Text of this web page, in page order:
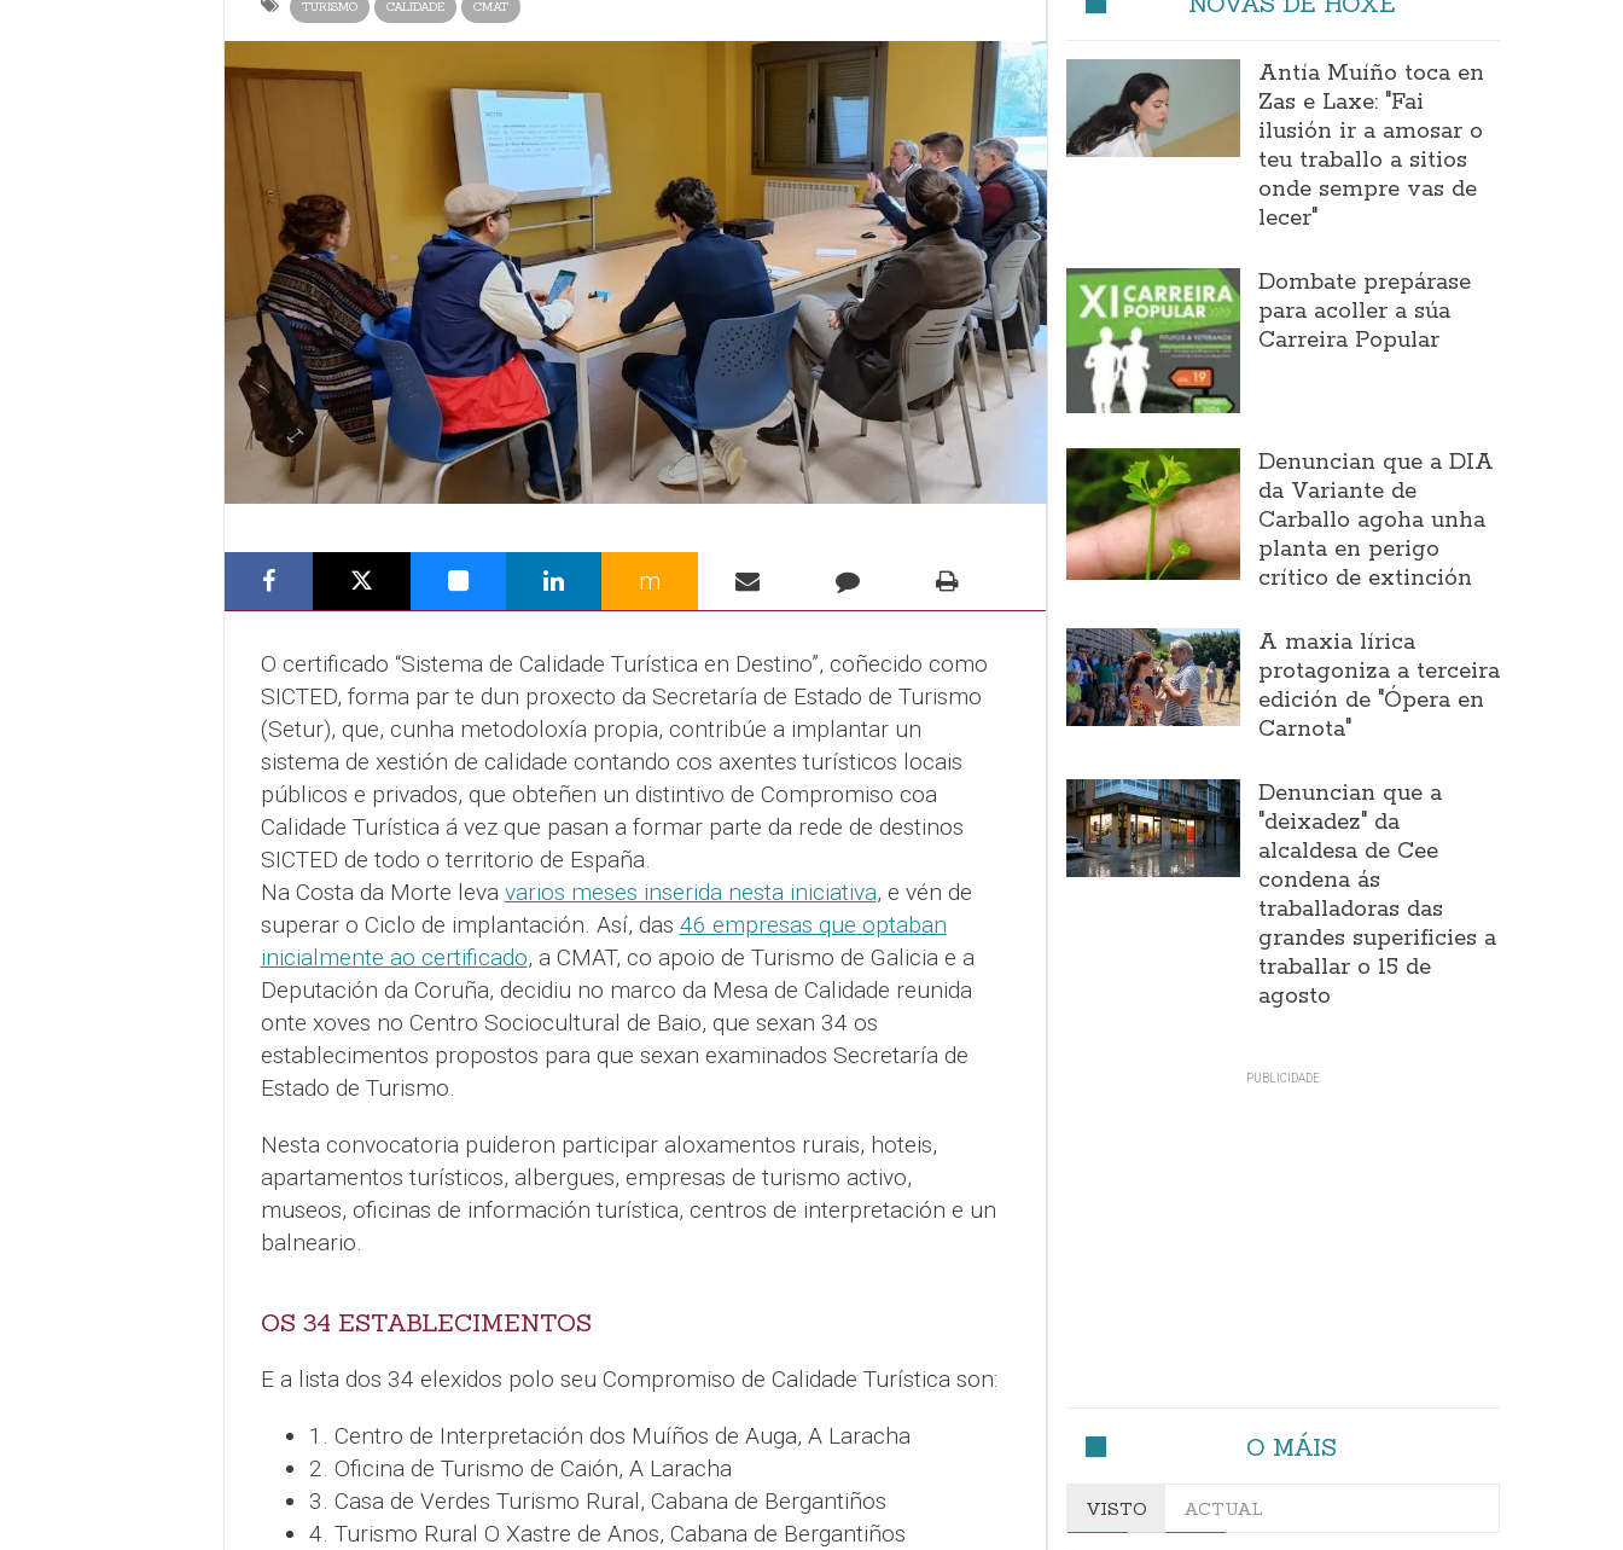
TURISMO CALIDADE CMAT
m
O certificado “Sistema de Calidade Turística en Destino”, coñecido como
SICTED, forma par te dun proxecto da Secretaría de Estado de Turismo
(Setur), que, cunha metodoloxía propia, contribúe a implantar un
sistema de xestión de calidade contando cos axentes turísticos locais
públicos e privados, que obteñen un distintivo de Compromiso coa
Calidade Turística á vez que pasan a formar parte da rede de destinos
SICTED de todo o territorio de España.
Na Costa da Morte leva varios meses inserida nesta iniciativa, e vén de
superar o Ciclo de implantación. Así, das 46 empresas que optaban
inicialmente ao certificado, a CMAT, co apoio de Turismo de Galicia e a
Deputación da Coruña, decidiu no marco da Mesa de Calidade reunida
onte xoves no Centro Sociocultural de Baio, que sexan 34 os
establecimentos propostos para que sexan examinados Secretaría de
Estado de Turismo.
Nesta convocatoria puideron participar aloxamentos rurais, hoteis,
apartamentos turísticos, albergues, empresas de turismo activo,
museos, oficinas de información turística, centros de interpretación e un
balneario.
OS 34 ESTABLECIMENTOS
E a lista dos 34 elexidos polo seu Compromiso de Calidade Turística son:
1. Centro de Interpretación dos Muíños de Auga, A Laracha
2. Oficina de Turismo de Caión, A Laracha
3. Casa de Verdes Turismo Rural, Cabana de Bergantiños
4. Turismo Rural O Xastre de Anos, Cabana de Bergantiños
Antía Muíño toca en
Zas e Laxe: "Fai
ilusión ir a amosar o
teu traballo a sitios
onde sempre vas de
lecer"
Dombate prepárase
para acoller a súa
Carreira Popular
Denuncian que a DIA
da Variante de
Carballo agoha unha
planta en perigo
crítico de extinción
A maxia lírica
protagoniza a terceira
edición de "Ópera en
Carnota"
Denuncian que a
"deixadez" da
alcaldesa de Cee
condena ás
traballadoras das
grandes superificies a
traballar o 15 de
agosto
O MÁIS
VISTO ACTUAL